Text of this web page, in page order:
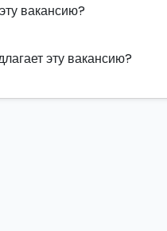
вакансию?
эту вакансию?